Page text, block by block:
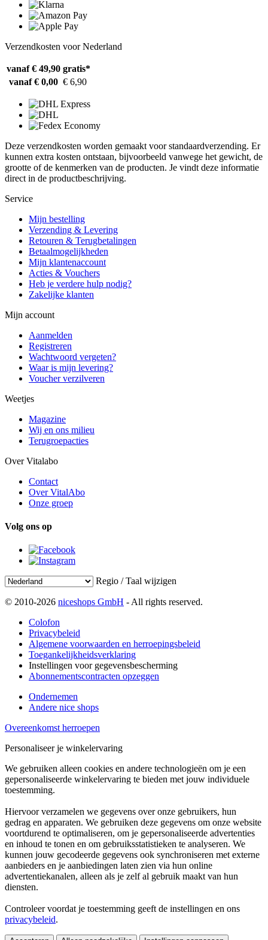
Verzendkosten voor Nederland
vanaf € 49,90 gratis*
vanaf € 0,00 € 6,90
Deze verzendkosten worden gemaakt voor standaardverzending. Er
kunnen extra kosten ontstaan, bijvoorbeeld vanwege het gewicht, de
grootte of de kenmerken van de producten. Je vindt deze informatie
direct in de productbeschrijving.
Service
Mijn bestelling
Verzending & Levering
Retouren & Terugbetalingen
Betaalmogelijkheden
Mijn klantenaccount
Acties & Vouchers
Heb je verdere hulp nodig?
Zakelijke klanten
Mijn account
Aanmelden
Registreren
Wachtwoord vergeten?
Waar is mijn levering?
Voucher verzilveren
Weetjes
Magazine
Wij en ons milieu
Terugroepacties
Over Vitalabo
Contact
Over VitalAbo
Onze groep
Volg ons op
Regio / Taal wijzigen
© 2010-2026 niceshops GmbH - All rights reserved.
Colofon
Privacybeleid
Algemene voorwaarden en herroepingsbeleid
Toegankelijkheidsverklaring
Instellingen voor gegevensbescherming
Abonnementscontracten opzeggen
Ondernemen
Andere nice shops
Overeenkomst herroepen
Personaliseer je winkelervaring
We gebruiken alleen cookies en andere technologieën om je een
gepersonaliseerde winkelervaring te bieden met jouw individuele
toestemming.
Hiervoor verzamelen we gegevens over onze gebruikers, hun
gedrag en apparaten. We gebruiken deze gegevens om onze website
voortdurend te optimaliseren, om je gepersonaliseerde advertenties
en inhoud te tonen en om gebruiksstatistieken te analyseren. We
kunnen jouw gecodeerde gegevens ook synchroniseren met externe
aanbieders en je aanbiedingen laten zien via hun online
advertentiekanalen, alleen als je zelf al gebruik maakt van hun
diensten.
Controleer voordat je toestemming geeft de instellingen en ons
privacybeleid.